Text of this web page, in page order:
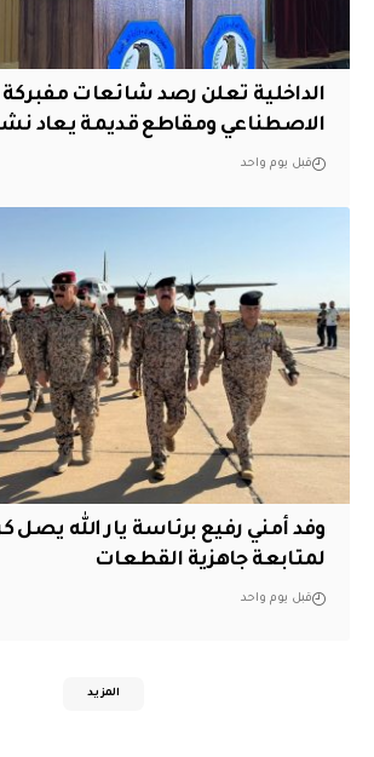
الداخلية تعلن رصد شائعات مفبركة
الاصطناعي ومقاطع قديمة يعاد
قبل يوم واحد
وفد أمني رفيع برئاسة يار الله يصل
لمتابعة جاهزية القطعات
قبل يوم واحد
المزيد